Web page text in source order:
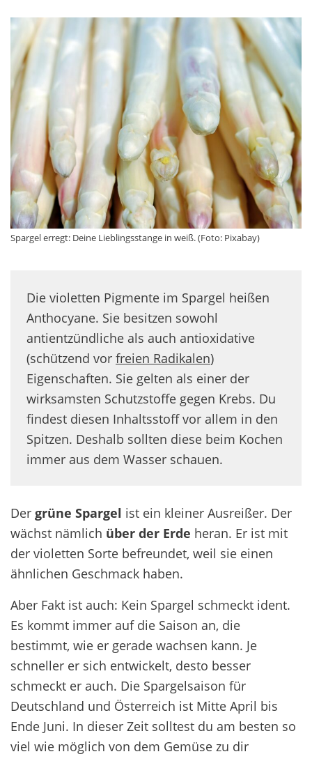
Spargel erregt: Deine Lieblingsstange in weiß. (Foto: Pixabay)
Die violetten Pigmente im Spargel heißen
Anthocyane. Sie besitzen sowohl
antientzündliche als auch antioxidative
(schützend vor freien Radikalen)
Eigenschaften. Sie gelten als einer der
wirksamsten Schutzstoffe gegen Krebs. Du
findest diesen Inhaltsstoff vor allem in den
Spitzen. Deshalb sollten diese beim Kochen
immer aus dem Wasser schauen.
Der grüne Spargel ist ein kleiner Ausreißer. Der
wächst nämlich über der Erde heran. Er ist mit
der violetten Sorte befreundet, weil sie einen
ähnlichen Geschmack haben.
Aber Fakt ist auch: Kein Spargel schmeckt ident.
Es kommt immer auf die Saison an, die
bestimmt, wie er gerade wachsen kann. Je
schneller er sich entwickelt, desto besser
schmeckt er auch. Die Spargelsaison für
Deutschland und Österreich ist Mitte April bis
Ende Juni. In dieser Zeit solltest du am besten so
viel wie möglich von dem Gemüse zu dir